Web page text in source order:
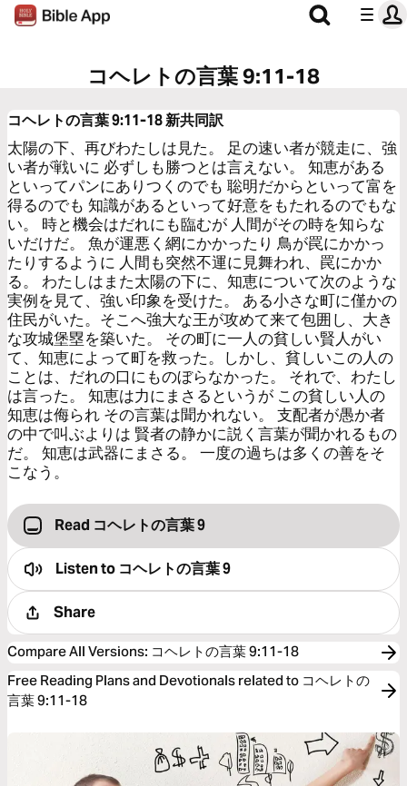
コヘレトの言葉 9:11-18
コヘレトの言葉 9:11-18新共同訳
太陽の下、再びわたしは見た。 足の速い者が競走に、強
い者が戦いに 必ずしも勝つとは言えない。 知恵がある
といってパンにありつくのでも 聡明だからといって富を
得るのでも 知識があるといって好意をもたれるのでもな
い。 時と機会はだれにも臨むが 人間がその時を知らな
いだけだ。 魚が運悪く網にかかったり 鳥が罠にかかっ
たりするように 人間も突然不運に見舞われ、罠にかか
る。 わたしはまた太陽の下に、知恵について次のような
実例を見て、強い印象を受けた。 ある小さな町に僅かの
住民がいた。そこへ強大な王が攻めて来て包囲し、大き
な攻城堡塁を築いた。 その町に一人の貧しい賢人がい
て、知恵によって町を救った。しかし、貧しいこの人の
ことは、だれの口にものぼらなかった。 それで、わたし
は言った。 知恵は力にまさるというが この貧しい人の
知恵は侮られ その言葉は聞かれない。 支配者が愚か者
の中で叫ぶよりは 賢者の静かに説く言葉が聞かれるもの
だ。 知恵は武器にまさる。 一度の過ちは多くの善をそ
こなう。
Read コヘレトの言葉 9
Listen to コヘレトの言葉 9
Share
Compare All Versions: コヘレトの言葉 9:11-18
Free Reading Plans and Devotionals related to コヘレトの
言葉 9:11-18